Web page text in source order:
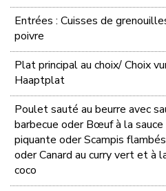
Entrées : Cuisses de
poivre
Plat principal au choix/ Choix
Haaptplat
Poulet sauté au beurre avec
barbecue oder Bœuf à la
piquante oder Scampis
oder Canard au curry vert et à
coco